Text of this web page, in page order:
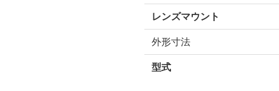
レンズマウント
外形寸法
型式